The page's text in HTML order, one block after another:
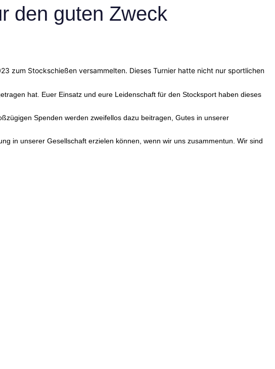
den guten Zweck
zum Stockschießen versammelten. Dieses Turnier hatte nicht nur sportlichen
hat. Euer Einsatz und eure Leidenschaft für den Stocksport haben dieses
Spenden werden zweifellos dazu beitragen, Gutes in unserer
in unserer Gesellschaft erzielen können, wenn wir uns zusammentun. Wir sind